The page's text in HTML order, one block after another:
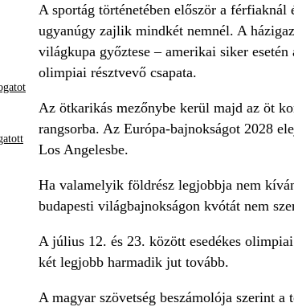
A sportág történetében először a férfiaknál
ugyanúgy zajlik mindkét nemnél. A
világkupa győztese – amerikai siker
olimpiai résztvevő csapata.
Az ötkarikás mezőnybe kerül majd az öt
rangsorba. Az Európa-bajnokságot 2028
Los Angelesbe.
Ha valamelyik földrész legjobbja nem
budapesti világbajnokságon kvótát nem
A július 12. és 23. között esedékes
két legjobb harmadik jut tovább.
A magyar szövetség beszámolója szerint